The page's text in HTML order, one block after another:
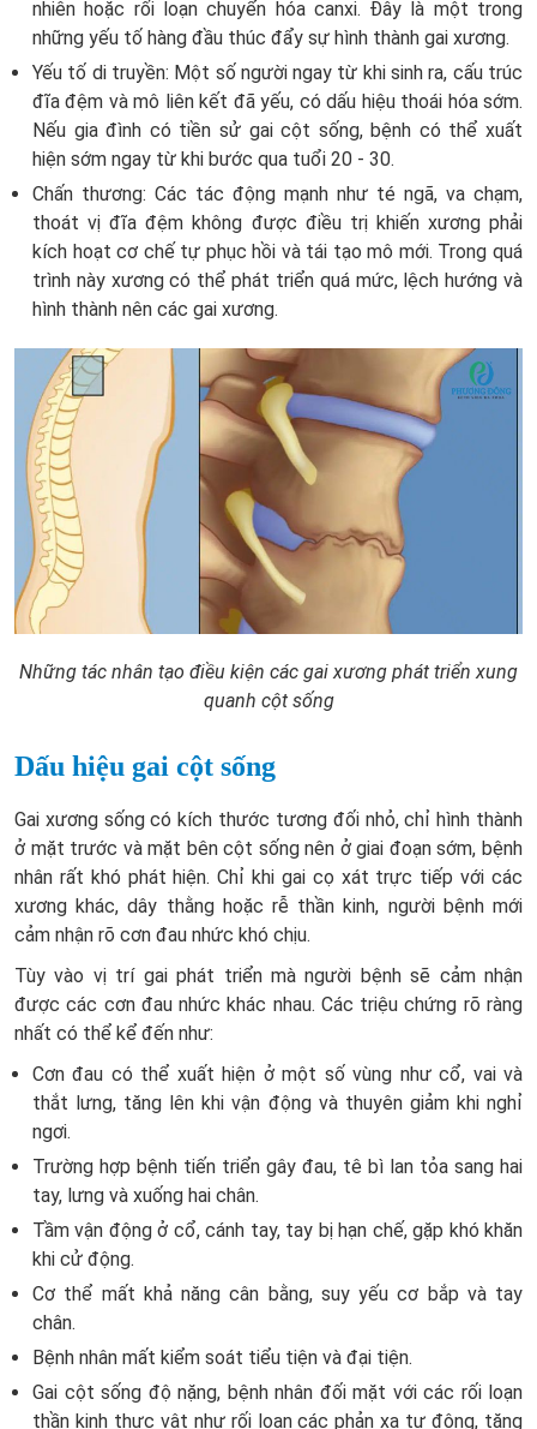
nhiên hoặc rối loạn chuyển hóa canxi. Đây là một trong
những yếu tố hàng đầu thúc đẩy sự hình thành gai xương.
Yếu tố di truyền: Một số người ngay từ khi sinh ra, cấu trúc
đĩa đệm và mô liên kết đã yếu, có dấu hiệu thoái hóa sớm.
Nếu gia đình có tiền sử gai cột sống, bệnh có thể xuất
hiện sớm ngay từ khi bước qua tuổi 20 - 30.
Chấn thương: Các tác động mạnh như té ngã, va chạm,
thoát vị đĩa đệm không được điều trị khiến xương phải
kích hoạt cơ chế tự phục hồi và tái tạo mô mới. Trong quá
trình này xương có thể phát triển quá mức, lệch hướng và
hình thành nên các gai xương.
Những tác nhân tạo điều kiện các gai xương phát triển xung
quanh cột sống
Dấu hiệu gai cột sống
Gai xương sống có kích thước tương đối nhỏ, chỉ hình thành
ở mặt trước và mặt bên cột sống nên ở giai đoạn sớm, bệnh
nhân rất khó phát hiện. Chỉ khi gai cọ xát trực tiếp với các
xương khác, dây thằng hoặc rễ thần kinh, người bệnh mới
cảm nhận rõ cơn đau nhức khó chịu.
Tùy vào vị trí gai phát triển mà người bệnh sẽ cảm nhận
được các cơn đau nhức khác nhau. Các triệu chứng rõ ràng
nhất có thể kể đến như:
Cơn đau có thể xuất hiện ở một số vùng như cổ, vai và
thắt lưng, tăng lên khi vận động và thuyên giảm khi nghỉ
ngơi.
Trường hợp bệnh tiến triển gây đau, tê bì lan tỏa sang hai
tay, lưng và xuống hai chân.
Tầm vận động ở cổ, cánh tay, tay bị hạn chế, gặp khó khăn
khi cử động.
Cơ thể mất khả năng cân bằng, suy yếu cơ bắp và tay
chân.
Bệnh nhân mất kiểm soát tiểu tiện và đại tiện.
Gai cột sống độ nặng, bệnh nhân đối mặt với các rối loạn
thần kinh thực vật như rối loạn các phản xạ tự động, tăng